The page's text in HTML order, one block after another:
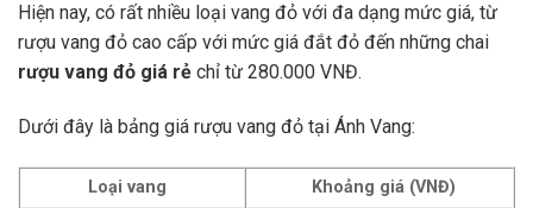
Hiện nay, có rất nhiều loại vang đỏ với đa dạng mức giá, từ
rượu vang đỏ cao cấp với mức giá đắt đỏ đến những chai
rượu vang đỏ giá rẻ chỉ từ 280.000 VNĐ.
Dưới đây là bảng giá rượu vang đỏ tại Ánh Vang:
Loại vang
Khoảng giá (VNĐ)